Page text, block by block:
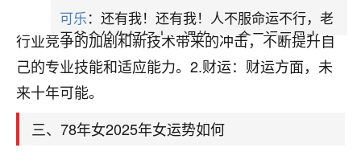
高的职位或更广阔的发展空间。然而，也需要注意
行业竞争的加剧和新技术带来的冲击，不断提升自
己的专业技能和适应能力。2.财运：财运方面，未
来十年可能。
三、78年女2025年女运势如何
可乐：还有我！还有我！人不服命运不行，老
天爷会给你好好上一课的。一命二运三风水，
哪样不服都不行！
平安是福：我也是每年找老师化太岁，看年
卦，认识老师3年了，都是缘分啊！
17分钟前 来自湖北